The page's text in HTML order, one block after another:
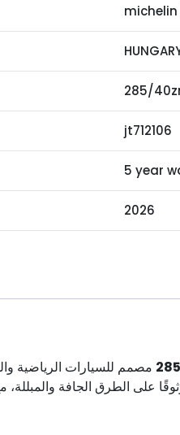
285/
jt712106
5 year
2026
مصمم للسيارات الرياضية
على الطرق الجافة